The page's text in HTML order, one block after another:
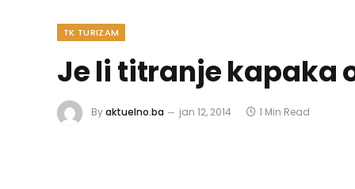
TK TURIZAM
Je li titranje kapaka
Byaktuelno.ba jan 12, 2014 1 Min Read